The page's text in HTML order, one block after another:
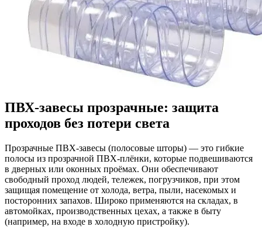
ПВХ-завесы прозрачные: защита
проходов без потери света
Прозрачные ПВХ-завесы (полосовые шторы) — это гибкие
полосы из прозрачной ПВХ-плёнки, которые подвешиваются
в дверных или оконных проёмах. Они обеспечивают
свободный проход людей, тележек, погрузчиков, при этом
защищая помещение от холода, ветра, пыли, насекомых и
посторонних запахов. Широко применяются на складах, в
автомойках, производственных цехах, а также в быту
(например, на входе в холодную пристройку).